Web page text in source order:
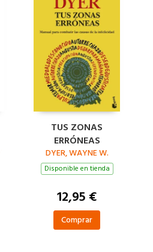
TUS ZONAS
ERRÓNEAS
DYER, WAYNE W.
Disponible en tienda
12,95 €
Comprar